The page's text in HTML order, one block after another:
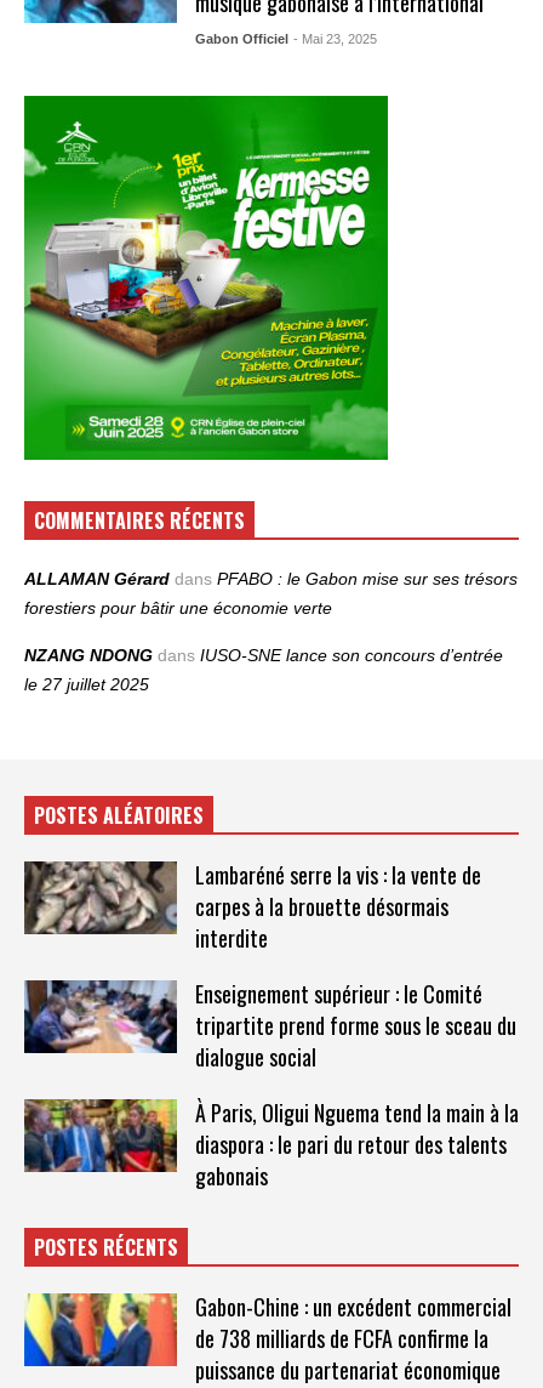
Gabon Officiel - Mai 23, 2025
COMMENTAIRES RÉCENTS
ALLAMAN Gérard dans PFABO : le Gabon mise sur ses trésors
forestiers pour bâtir une économie verte
NZANG NDONG dans IUSO‑SNE lance son concours d’entrée
le 27 juillet 2025
POSTES ALÉATOIRES
Lambaréné serre la vis : la vente de
carpes à la brouette désormais
interdite
Enseignement supérieur : le Comité
tripartite prend forme sous le sceau du
dialogue social
À Paris, Oligui Nguema tend la main à la
diaspora : le pari du retour des talents
gabonais
POSTES RÉCENTS
Gabon-Chine : un excédent commercial
de 738 milliards de FCFA confirme la
puissance du partenariat économique